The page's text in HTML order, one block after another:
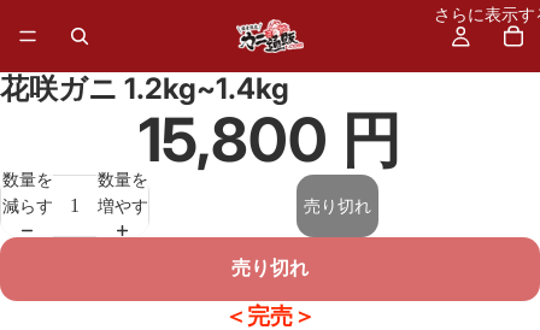
さらに表示す
花咲ガニ 1.2kg~1.4kg
15,800 円
数量を
減らす
数量を
増やす
売り切れ
売り切れ
＜完売＞